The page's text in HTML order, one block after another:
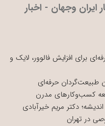
ایران وجهان - اخبار
برای افزایش فالوور، لایک و
طبیعت‌گردان حرفه‌ای
کسب‌وکارهای مدرن
دکتر مریم خیرآبادی
در تهران